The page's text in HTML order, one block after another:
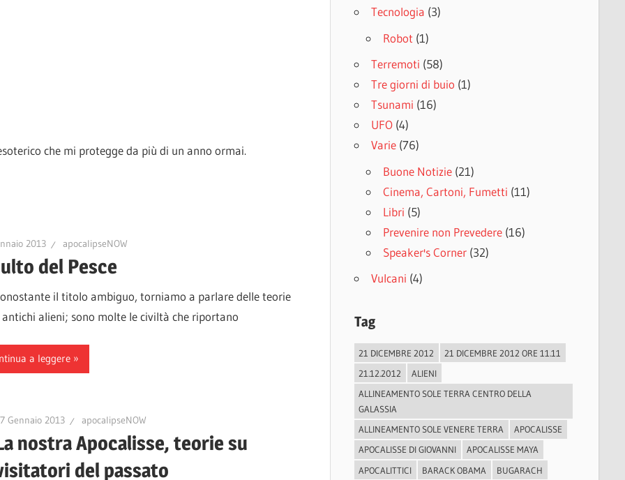
che mi protegge da più di un anno ormai.
2013 apocalipseNOW
del Pesce
il titolo ambiguo, torniamo a parlare delle teorie
alieni; sono molte le civiltà che riportano
a leggere
Gennaio 2013 apocalipseNOW
nostra Apocalisse, teorie su
del passato
Tecnologia (3)
Robot (1)
Terremoti (58)
Tre giorni di buio (1)
Tsunami (16)
UFO(4)
Varie(76)
Buone Notizie(21)
Cinema, Cartoni, Fumetti (11)
Libri (5)
Prevenire non Prevedere(16)
Speaker's Corner(32)
Vulcani (4)
Tag
21 DICEMBRE 2012
21 DICEMBRE 2012 ORE 11.11
21.12.2012
ALIENI
ALLINEAMENTO SOLE TERRA CENTRO DELLA
GALASSIA
ALLINEAMENTO SOLE VENERE TERRA
APOCALISSE
APOCALISSE DI GIOVANNI
APOCALISSE MAYA
APOCALITTICI
BARACK OBAMA BUGARACH